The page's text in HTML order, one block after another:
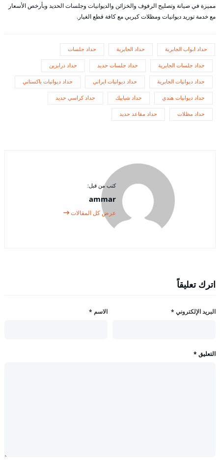
مميزة في صيانة وتصليح الرفوف والخزائن والديوانيات وجلسات الحديد وبأرخص الأسعار
مع خدمة توريد ديوانيات ومظلات كيربي مع كافة قطع الغيار.
حداد ابواب الجابرية حداد الجابرية حداد جلسات
حداد جلسات الجابرية حداد جلسات حديد حداد درابزين
حداد ديوانيات الجابرية حداد ديوانيات ايراني حداد ديوانيات باكستاني
حداد ديوانيات هندي حداد شبابيك حداد كراسي حديد
حداد مظلات حداد مقاعد حديد
كتب من قبل:
ammar
عرض كل المقالات
اترك تعليقاً
الاسم * البريد الإلكتروني *
التعليق *